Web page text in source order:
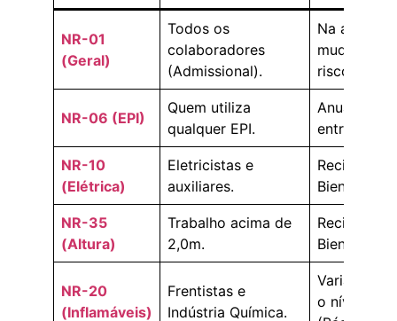
NR-01
(Geral)
Todos os
colaboradores
(Admissional).
Na
mudança
risco.
NR-06 (EPI)
Quem utiliza
qualquer EPI.
Anual ou na
entrega do
NR-10
(Elétrica)
Eletricistas e
auxiliares.
Reciclagem
Bienal (2
NR-35
(Altura)
Trabalho acima de
2,0m.
Reciclagem
Bienal (2
NR-20
(Inflamáveis)
Frentistas e
Indústria Química.
Varia
o nível